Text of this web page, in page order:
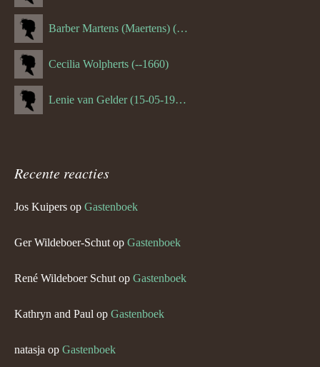
Barber Martens (Maertens) (--1658)
Cecilia Wolpherts (--1660)
Lenie van Gelder (15-05-1970)
Recente reacties
Jos Kuipers op Gastenboek
Ger Wildeboer-Schut op Gastenboek
René Wildeboer Schut op Gastenboek
Kathryn and Paul op Gastenboek
natasja op Gastenboek